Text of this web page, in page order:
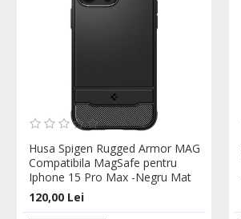
Husa Spigen Rugged Armor MAG
Compatibila MagSafe pentru
Iphone 15 Pro Max -Negru Mat
120,00 Lei